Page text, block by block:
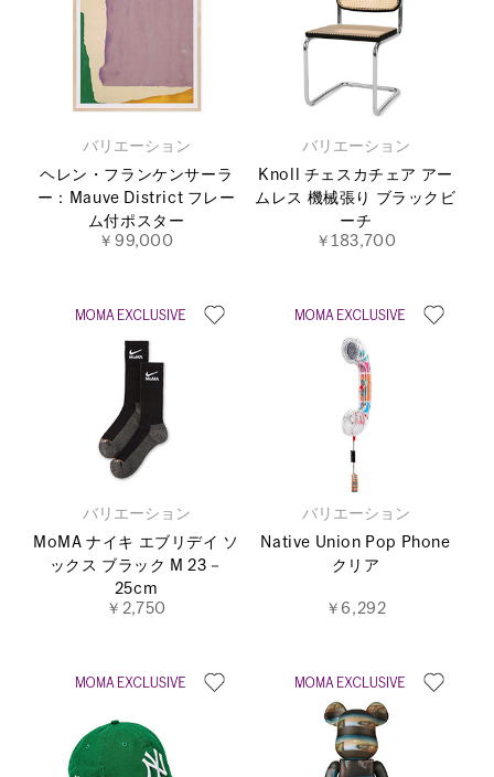
バリエーション
ヘレン・フランケンサーラ
ー：Mauve District フレー
ム付ポスター
￥99,000
バリエーション
Knoll チェスカチェア アー
ムレス 機械張り ブラックビ
ーチ
￥183,700
バリエーション
MoMA ナイキ エブリデイ ソ
ックス ブラック M 23－
25cm
￥2,750
バリエーション
Native Union Pop Phone
クリア
￥6,292